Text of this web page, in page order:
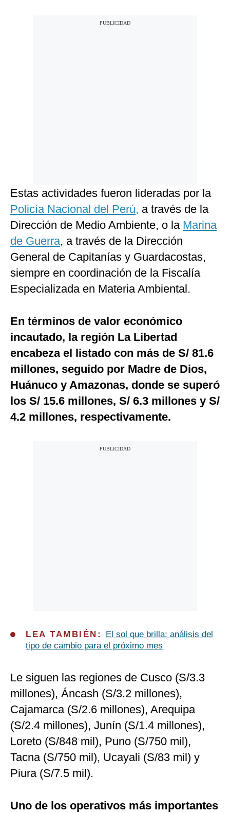
Estas actividades fueron lideradas por la
Policía Nacional del Perú, a través de la
Dirección de Medio Ambiente, o la Marina
de Guerra, a través de la Dirección
General de Capitanías y Guardacostas,
siempre en coordinación de la Fiscalía
Especializada en Materia Ambiental.
En términos de valor económico
incautado, la región La Libertad
encabeza el listado con más de S/ 81.6
millones, seguido por Madre de Dios,
Huánuco y Amazonas, donde se superó
los S/ 15.6 millones, S/ 6.3 millones y S/
4.2 millones, respectivamente.
LEA TAMBIÉN:
El sol que brilla: análisis del
tipo de cambio para el próximo mes
Le siguen las regiones de Cusco (S/3.3
millones), Áncash (S/3.2 millones),
Cajamarca (S/2.6 millones), Arequipa
(S/2.4 millones), Junín (S/1.4 millones),
Loreto (S/848 mil), Puno (S/750 mil),
Tacna (S/750 mil), Ucayali (S/83 mil) y
Piura (S/7.5 mil).
Uno de los operativos más importantes